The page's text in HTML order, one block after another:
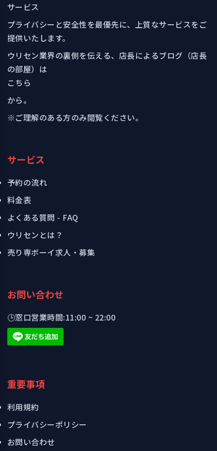
サービス
プライバシーと安全性を最優先に、上質なサービスをご
提供いたします。
ウリセン業界の裏側を伝える、店長によるブログ（店長
の部屋）は
こちら
から。
※ご理解のある方のみ閲覧ください。
サービス
予約の流れ
料金表
よくある質問 - FAQ
ウリセンとは？
売り専ボーイ求人・募集
お問い合わせ
🕒窓口営業時間:11:00 ~ 22:00
重要事項
利用規約
プライバシーポリシー
お問い合わせ